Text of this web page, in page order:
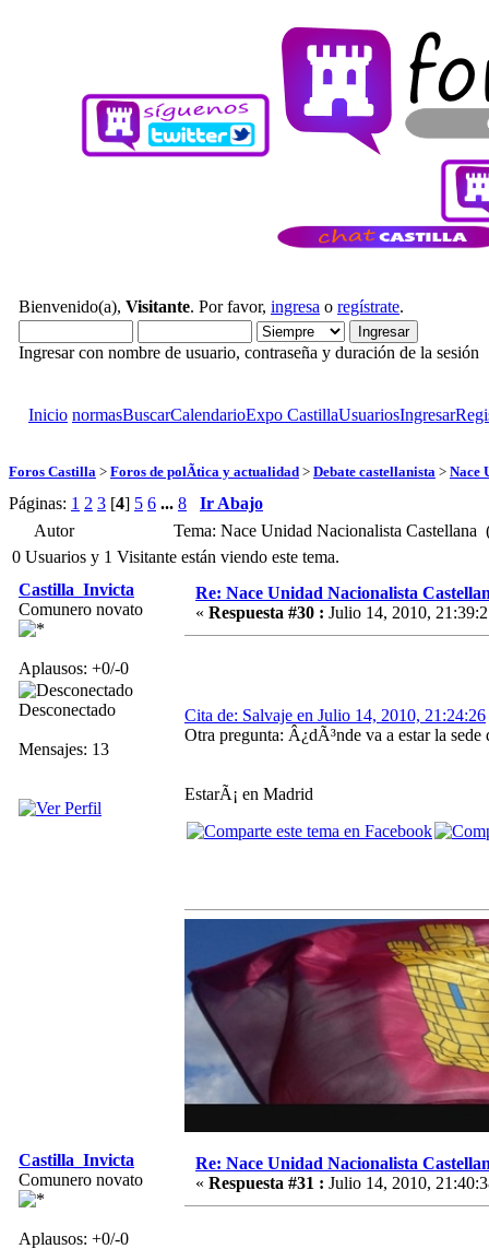
Bienvenido(a), Visitante. Por favor, ingresa o regístrate.
Ingresar con nombre de usuario, contraseña y duración de la sesión
Inicio normasBuscarCalendarioExpo CastillaUsuariosIngresar
Foros Castilla > Foros de polÃ­tica y actualidad > Debate castellanista > Nace
Páginas: 1 2 3 [4] 5 6 ... 8
Ir Abajo
Autor
Tema: Nace Unidad Nacionalista Castellana
0 Usuarios y 1 Visitante están viendo este tema.
Castilla_Invicta
Comunero novato
Aplausos: +0/-0
Desconectado
Mensajes: 13
Re: Nace Unidad Nacionalista
« Respuesta #30 : Julio 14, 2010,
Cita de: Salvaje en Julio 14, 2010, 21:24:26
Otra pregunta: Â¿dÃ³nde va a estar la sede
EstarÃ¡ en Madrid
Castilla_Invicta
Comunero novato
Aplausos: +0/-0
Re: Nace Unidad Nacionalista
« Respuesta #31 : Julio 14, 2010,